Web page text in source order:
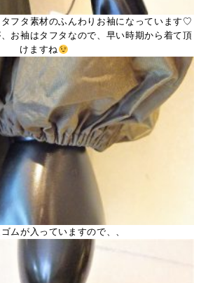
フタ素材のふんわりお袖になっています♡
お袖はタフタなので、早い時期から着て頂
けますね
ムが入っていますので、、